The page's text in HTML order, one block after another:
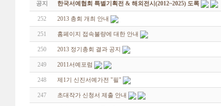
공지 한국서예협회 특별기획전 & 해외전시(2012~2025) 도록
252 2013 총회 개최 안내
251 홈페이지 접속불량에 대한 안내
250 2013 정기총회 결과 공지
249 2011서예포럼
248 제1기 신진서예가전 "필"
247 초대작가 신청서 제출 안내